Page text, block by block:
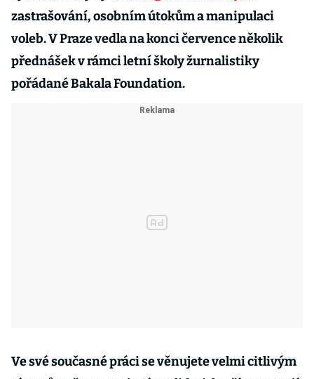
zastrašování, osobním útokům a manipulaci
voleb. V Praze vedla na konci července několik
přednášek v rámci letní školy žurnalistiky
pořádané Bakala Foundation.
Ve své současné práci se věnujete velmi citlivým